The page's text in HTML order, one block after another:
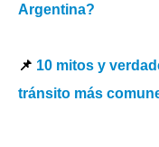
Argentina?
📌 10 mitos y
tránsito más